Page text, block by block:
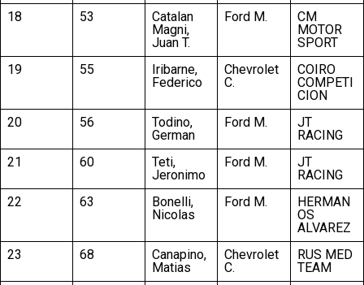
18
53
Catalan
Magni,
Juan T.
Ford M.
CM
MOTOR
SPORT
19
55
Iribarne,
Federico
Chevrolet
C.
COIRO
COMPETI
CION
20
56
Todino,
German
Ford M.
JT
RACING
21
60
Teti,
Jeronimo
Ford M.
JT
RACING
22
63
Bonelli,
Nicolas
Ford M.
HERMAN
OS
ALVAREZ
23
68
Canapino,
Matias
Chevrolet
C.
RUS MED
TEAM